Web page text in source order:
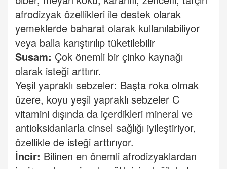
afrodizyak özellikleri ile destek olarak
yemeklerde baharat olarak kullanılabiliyor
veya balla karıştırılıp tüketilebilir
Susam: Çok önemli bir çinko kaynağı
olarak isteği arttırır.
Yeşil yapraklı sebzeler: Başta roka olmak
üzere, koyu yeşil yapraklı sebzeler C
vitamini dışında da içerdikleri mineral ve
antioksidanlarla cinsel sağlığı iyileştiriyor,
özellikle de isteği arttırıyor.
İncir: Bilinen en önemli afrodizyaklardan